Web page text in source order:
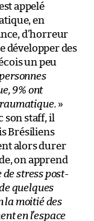
appelé
en
d’horreur
développer des
un peu
9% ont
»
son staff, il
Brésiliens
alors durer
on apprend
de stress post-
quelques
la moitié des
en l’espace